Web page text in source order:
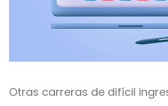
Otras carreras de difícil